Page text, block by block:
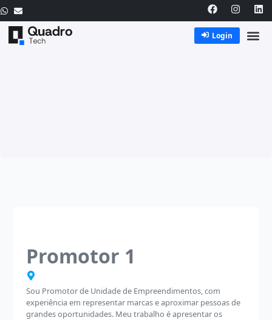
Login
Promotor 1
Sou Promotor de Unidade de Empreendimentos, com
experiência em representar marcas e aproximar pessoas de
grandes oportunidades. Meu trabalho é apresentar os